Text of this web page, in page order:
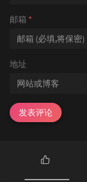
邮箱 *
地址
发表评论